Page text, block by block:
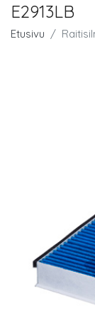
E2913LB
Etusivu